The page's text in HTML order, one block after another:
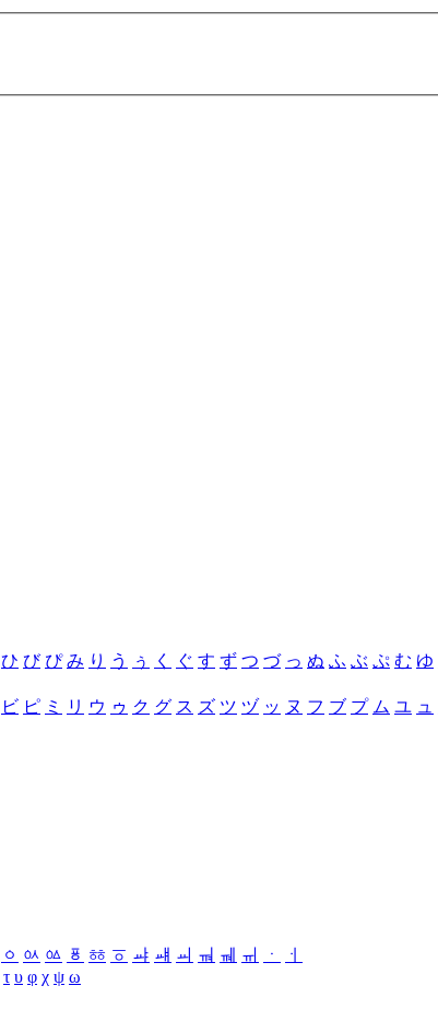
ひ び ぴ み り う ぅ く ぐ す ず つ づ っ ぬ ふ ぶ ぷ む ゆ
ビ ピ ミ リ ウ ゥ ク グ ス ズ ツ ヅ ッ ヌ フ ブ プ ム ユ ュ
ㆁ ㆂ ㆃ ㆄ ㆅ ㆆ ㆇ ㆈ ㆉ ㆊ ㆋ ㆌ ㆍ
ㆎ
τ υ φ χ ψ ω